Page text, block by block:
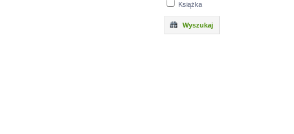
Książka
Wyszukaj